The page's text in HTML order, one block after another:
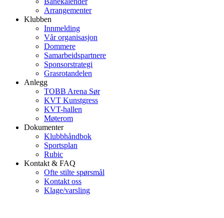
Arrangementer
Klubben
Innmelding
Vår organisasjon
Dommere
Samarbeidspartnere
Sponsorstrategi
Grasrotandelen
Anlegg
TOBB Arena Sør
KVT Kunstgress
KVT-hallen
Møterom
Dokumenter
Klubbhåndbok
Sportsplan
Rubic
Kontakt & FAQ
Ofte stilte spørsmål
Kontakt oss
Klage/varsling